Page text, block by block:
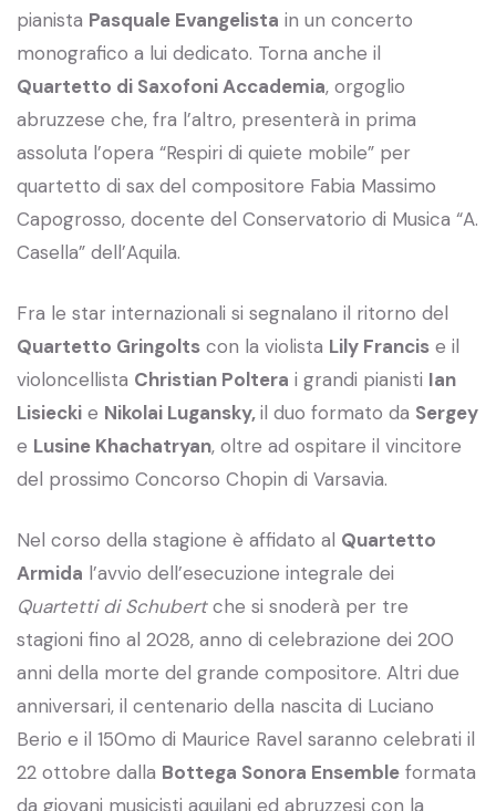
pianista Pasquale Evangelista in un concerto
monografico a lui dedicato. Torna anche il
Quartetto di Saxofoni Accademia, orgoglio
abruzzese che, fra l’altro, presenterà in prima
assoluta l’opera “Respiri di quiete mobile” per
quartetto di sax del compositore Fabia Massimo
Capogrosso, docente del Conservatorio di Musica “A.
Casella” dell’Aquila.
Fra le star internazionali si segnalano il ritorno del
Quartetto Gringolts con la violista Lily Francis e il
violoncellista Christian Poltera i grandi pianisti Ian
Lisiecki e Nikolai Lugansky,il duo formato da Sergey
e Lusine Khachatryan, oltre ad ospitare il vincitore
del prossimo Concorso Chopin di Varsavia.
Nel corso della stagione è affidato al Quartetto
Armida l’avvio dell’esecuzione integrale dei
Quartetti di Schubertche si snoderà per tre
stagioni fino al 2028, anno di celebrazione dei 200
anni della morte del grande compositore. Altri due
anniversari, il centenario della nascita di Luciano
Berio e il 150mo di Maurice Ravel saranno celebrati il
22 ottobre dalla Bottega Sonora Ensemble formata
da giovani musicisti aquilani ed abruzzesi con la